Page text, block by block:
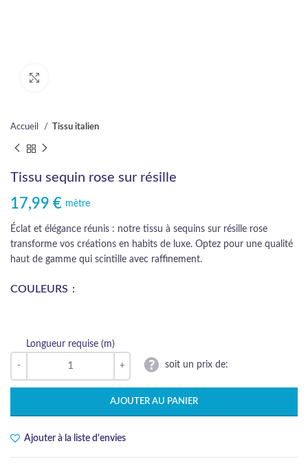
Accueil Tissu italien
Tissu sequin rose sur résille
17,99 € mètre
Éclat et élégance réunis : notre tissu à sequins sur résille rose
transforme vos créations en habits de luxe. Optez pour une qualité
haut de gamme qui scintille avec raffinement.
COULEURS
Longueur requise (m)
soit un prix de:
AJOUTER AU PANIER
Ajouter à la liste d'envies